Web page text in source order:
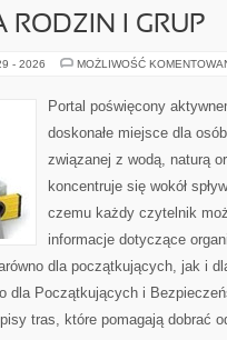
RODZIN I GRUP
- 2026 MOŻLIWOŚĆ
Portal poświęcony
doskonałe miejsce dla
związanej z wodą, naturą
koncentruje się wokół
czemu każdy czytelnik
informacje dotyczące
dla początkujących, jak i
dla Początkujących i
tras, które pomagają dobrać